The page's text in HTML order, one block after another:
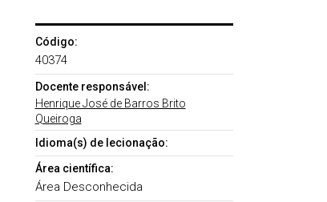
Código:
40374
Docente responsável:
Henrique José de Barros Brito
Queiroga
Idioma(s) de lecionação:
Área científica:
Área Desconhecida